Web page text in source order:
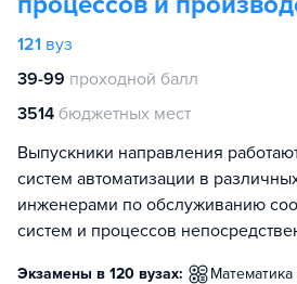
121 вуз
39-99 проходной балл
3514 бюджетных мест
Выпускники направления
систем автоматизации в
инженерами по обслуживанию
систем и процессов
Экзамены в 120 вузах: математика